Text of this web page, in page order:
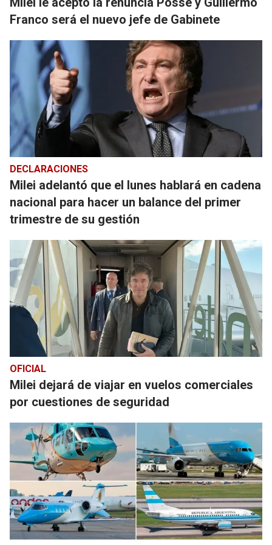
Franco será el nuevo jefe de Gabinete
DECLARACIONES
Milei adelantó que el lunes hablará en cadena
nacional para hacer un balance del primer
trimestre de su gestión
OFICIAL
Milei dejará de viajar en vuelos comerciales
por cuestiones de seguridad